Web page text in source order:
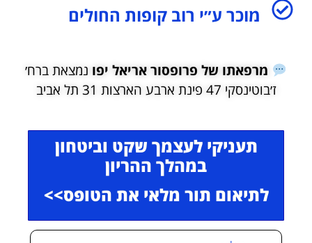
מוכר ע״י רוב קופות החולים
מרפאתו של פרופסור אריאל יפו נמצאת ברח׳
ז׳בוטינסקי 47 פינת ארבע הארצות 31 תל אביב
תעניקי לעצמך שקט וביטחון
במהלך ההריון
לתיאום תור מלאי את הטופס>>